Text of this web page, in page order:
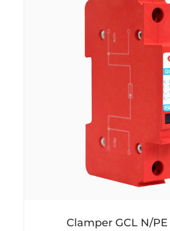
Clamper GCL N/PE